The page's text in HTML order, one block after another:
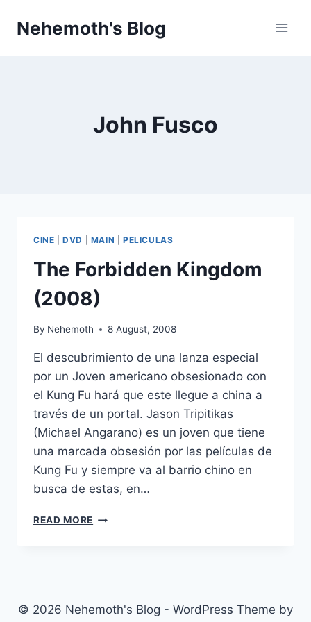
Nehemoth's Blog
John Fusco
CINE |DVD MAIN PELICULAS
The Forbidden Kingdom
(2008)
By Nehemoth 8 August, 2008
El descubrimiento de una lanza especial
por un Joven americano obsesionado con
el Kung Fu hará que este llegue a china a
través de un portal. Jason Tripitikas
(Michael Angarano) es un joven que tiene
una marcada obsesión por las películas de
Kung Fu y siempre va al barrio chino en
busca de estas, en…
READ MORE THE
© 2026 Nehemoth's Blog - WordPress Theme by